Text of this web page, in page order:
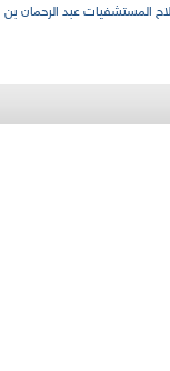
المستشفيات عبد الرحمان بن